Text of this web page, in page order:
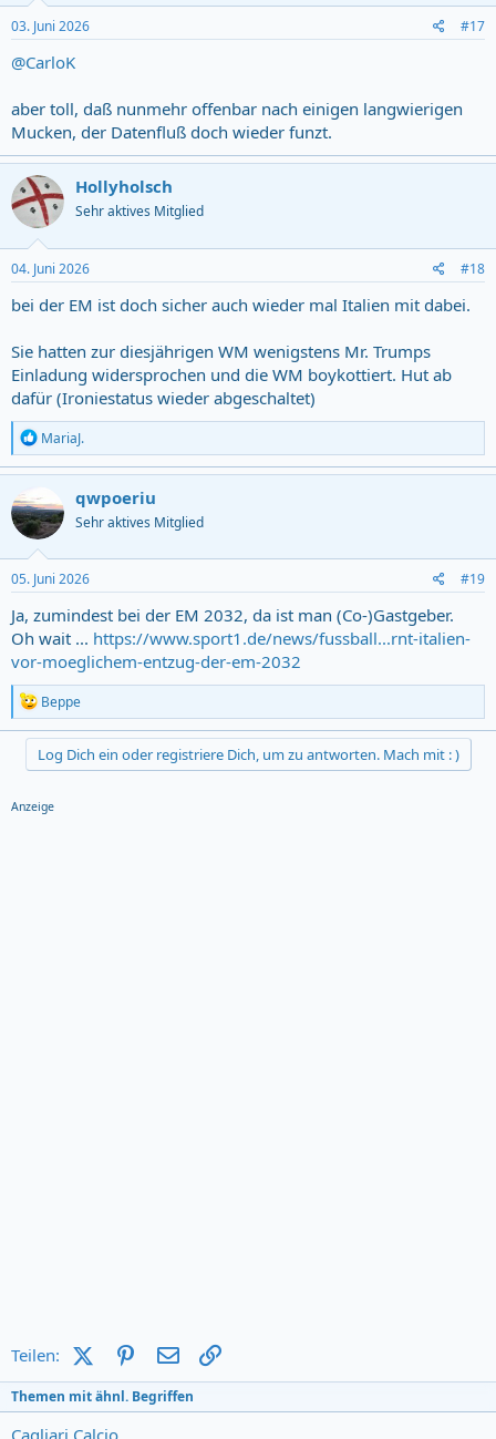
03. Juni 2026 #17
@CarloK
aber toll, daß nunmehr offenbar nach einigen langwierigen
Mucken, der Datenfluß doch wieder funzt.
Hollyholsch
Sehr aktives Mitglied
04. Juni 2026 #18
bei der EM ist doch sicher auch wieder mal Italien mit dabei.
Sie hatten zur diesjährigen WM wenigstens Mr. Trumps
Einladung widersprochen und die WM boykottiert. Hut ab
dafür (Ironiestatus wieder abgeschaltet)
R
e
a
t
i
o
n
s
:
MariaJ.
qwpoeriu
Sehr aktives Mitglied
05. Juni 2026 #19
Ja, zumindest bei der EM 2032, da ist man (Co-)Gastgeber.
Oh wait ... https://www.sport1.de/news/fussball...rnt-italien-
vor-moeglichem-entzug-der-em-2032
R
e
a
c
t
o
Beppe
Log Dich ein oder registriere Dich, um zu antworten. Mach mit : )
Anzeige
Teilen: X (Twitter)PinterestE-Mail
Themen mit ähnl. Begriffen
Cagliari Calcio